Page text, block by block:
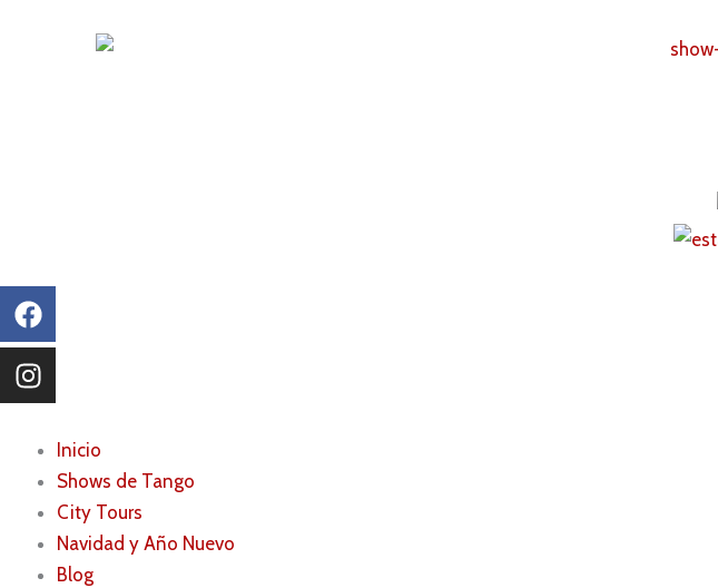
Facebook
Instagram
Inicio
Shows de Tango
City Tours
Navidad y Año Nuevo
Blog